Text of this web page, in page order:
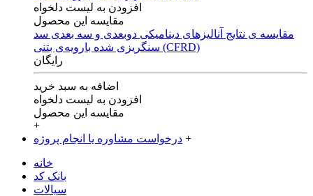
افزودن به لیست دلخواه
مقایسه این محصول
مقایسه ی‌ نتایج آنالیزهای‌ دینامیکی‌ دوبعدی‌ و‌ سه بعدی‌ سد
سنگریزی‌ شده با‌رویه‌ی‌ بتنی‌ (CFRD)
رایگان
اضافه به سبد خرید
افزودن به لیست دلخواه
مقایسه این محصول
+
درخواست مشاوره یا انجام پروژه +
خانه
بانک کد
سیالات